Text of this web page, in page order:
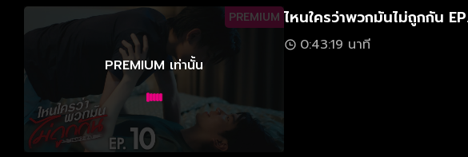
PREMIUM
PREMIUM เท่านั้น
ไหนใครว่าพวกมันไม่ถูกกัน
0:43:19 นาที